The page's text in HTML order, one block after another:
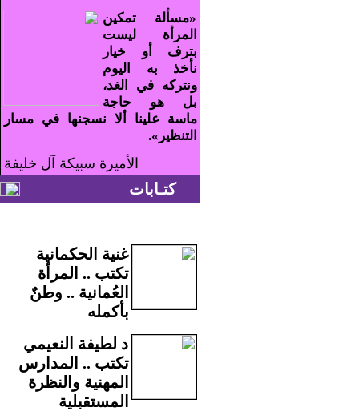
«مسألة تمكين
المرأة ليست
بترف أو خيار
نأخذ به اليوم
ونتركه في الغد،
بل هو حاجة
ماسة علينا ألا نسجنها في مسار
التنظير».
الأميرة سبيكة آل خليفة
كتـابات
غنية الحكمانية
تكتب .. المرأة
العُمانية .. وطنٌ
بأكمله
د لطيفة النعيمي
تكتب .. المدارس
المهنية والنظرة
المستقبلية